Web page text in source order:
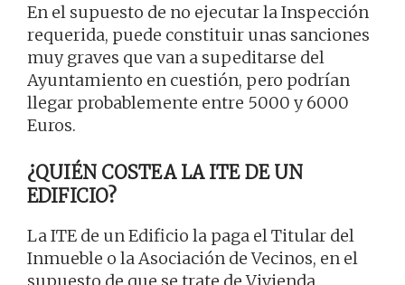
En el supuesto de no ejecutar la Inspección
requerida, puede constituir unas sanciones
muy graves que van a supeditarse del
Ayuntamiento en cuestión, pero podrían
llegar probablemente entre 5000 y 6000
Euros.
¿QUIÉN COSTEA LA ITE DE UN
EDIFICIO?
La ITE de un Edificio la paga el Titular del
Inmueble o la Asociación de Vecinos, en el